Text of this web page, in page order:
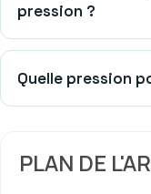
pression ?
Quelle pression
PLAN DE